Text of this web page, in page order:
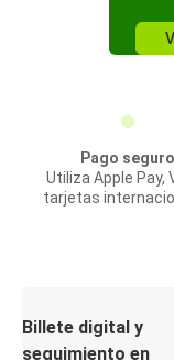
Pago seguro
Utiliza Apple Pay,
tarjetas
Billete digital y
seguimiento en